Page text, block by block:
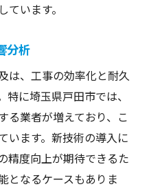
います。
分析
は、工事の効率化と耐久
に埼玉県戸田市では、
る業者が増えており、こ
います。新技術の導入に
精度向上が期待できるた
となるケースもありま